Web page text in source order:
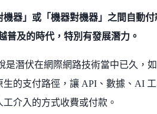
機器」或「機器對機器」之間自動付
普及的時代，特別有發展潛力。
是潛伏在網際網路技術當中已久，
生的支付路徑，讓 API、數據、AI
介入的方式收費或付款。